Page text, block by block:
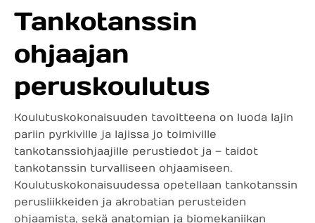
Tankotanssin
ohjaajan
peruskoulutus
Koulutuskokonaisuuden tavoitteena on luoda lajin
pariin pyrkiville ja lajissa jo toimiville
tankotanssiohjaajille perustiedot ja – taidot
tankotanssin turvalliseen ohjaamiseen.
Koulutuskokonaisuudessa opetellaan tankotanssin
perusliikkeiden ja akrobatian perusteiden
ohjaamista, sekä anatomian ja biomekaniikan